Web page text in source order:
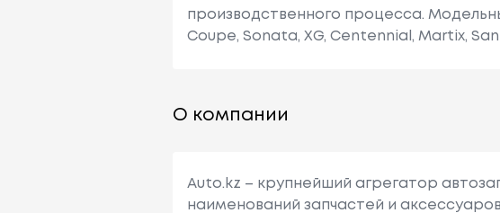
производственного процесса.
Coupe, Sonata, XG, Centennial, Martix,
О компании
Auto.kz – крупнейший агрегатор
наименований запчастей и